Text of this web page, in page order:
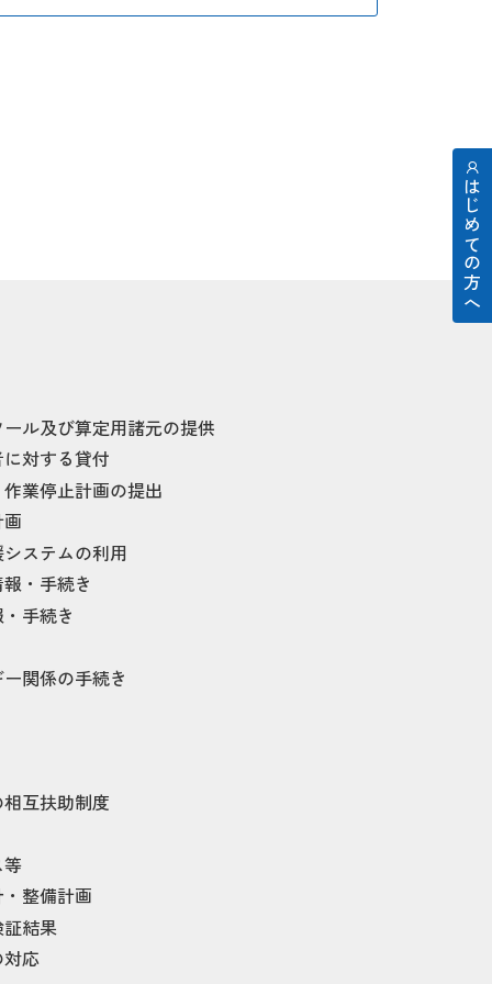
はじめての方へ
ル及び算定用諸元の提供
対する貸付
業停止計画の提出
ステムの利用
・手続き
手続き
関係の手続き
互扶助制度
整備計画
結果
応